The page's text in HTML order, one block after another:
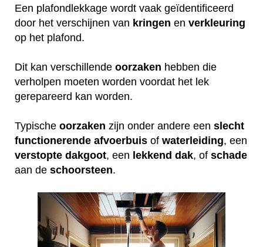
Een plafondlekkage wordt vaak geïdentificeerd
door het verschijnen van kringen en verkleuring
op het plafond.
Dit kan verschillende oorzaken hebben die
verholpen moeten worden voordat het lek
gerepareerd kan worden.
Typische oorzaken zijn onder andere een slecht
functionerende afvoerbuis of waterleiding, een
verstopte dakgoot, een lekkend dak, of schade
aan de schoorsteen.